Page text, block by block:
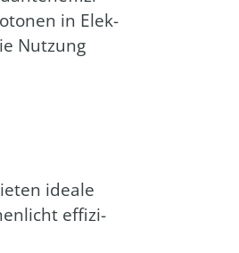
in Elek­
Nut­zung
idea­le
effi­zi­